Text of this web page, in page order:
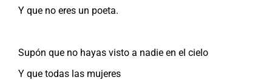
Y que no eres un poeta.
Supón que no hayas visto a nadie en el cielo
Y que todas las mujeres